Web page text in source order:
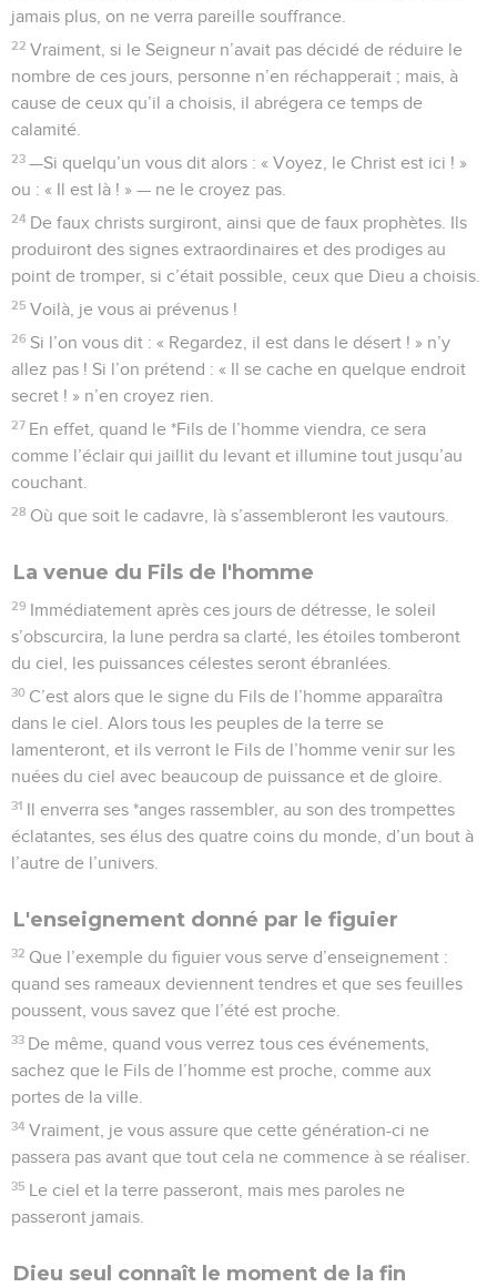
jamais plus, on ne verra pareille souffrance.
22 Vraiment, si le Seigneur n’avait pas décidé de réduire le
nombre de ces jours, personne n’en réchapperait ; mais, à
cause de ceux qu’il a choisis, il abrégera ce temps de
calamité.
23 —Si quelqu’un vous dit alors : « Voyez, le Christ est ici ! »
ou : « Il est là ! » — ne le croyez pas.
24 De faux christs surgiront, ainsi que de faux prophètes. Ils
produiront des signes extraordinaires et des prodiges au
point de tromper, si c’était possible, ceux que Dieu a choisis.
25 Voilà, je vous ai prévenus !
26 Si l’on vous dit : « Regardez, il est dans le désert ! » n’y
allez pas ! Si l’on prétend : « Il se cache en quelque endroit
secret ! » n’en croyez rien.
27 En effet, quand le *Fils de l’homme viendra, ce sera
comme l’éclair qui jaillit du levant et illumine tout jusqu’au
couchant.
28 Où que soit le cadavre, là s’assembleront les vautours.
La venue du Fils de l'homme
29 Immédiatement après ces jours de détresse, le soleil
s’obscurcira, la lune perdra sa clarté, les étoiles tomberont
du ciel, les puissances célestes seront ébranlées.
30 C’est alors que le signe du Fils de l’homme apparaîtra
dans le ciel. Alors tous les peuples de la terre se
lamenteront, et ils verront le Fils de l’homme venir sur les
nuées du ciel avec beaucoup de puissance et de gloire.
31 Il enverra ses *anges rassembler, au son des trompettes
éclatantes, ses élus des quatre coins du monde, d’un bout à
l’autre de l’univers.
L'enseignement donné par le figuier
32 Que l’exemple du figuier vous serve d’enseignement :
quand ses rameaux deviennent tendres et que ses feuilles
poussent, vous savez que l’été est proche.
33 De même, quand vous verrez tous ces événements,
sachez que le Fils de l’homme est proche, comme aux
portes de la ville.
34 Vraiment, je vous assure que cette génération-ci ne
passera pas avant que tout cela ne commence à se réaliser.
35 Le ciel et la terre passeront, mais mes paroles ne
passeront jamais.
Dieu seul connaît le moment de la fin